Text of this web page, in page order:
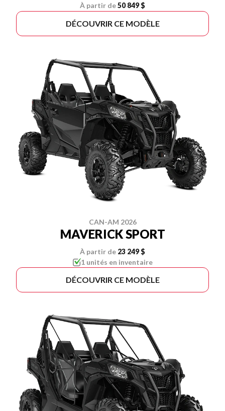
À partir de50 849 $
DÉCOUVRIR CE MODÈLE
CAN-AM 2026
MAVERICK SPORT
À partir de 23 249 $
1 unités en inventaire
DÉCOUVRIR CE MODÈLE